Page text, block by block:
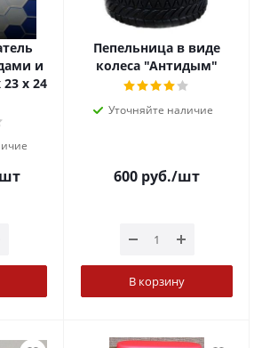
и
х 24
Пепельница в виде
колеса "Антидым"
Уточняйте наличие
600 руб./шт
В корзину